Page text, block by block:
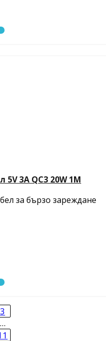
5V 3A QC3 20W 1M
за бързо зареждане
3
…